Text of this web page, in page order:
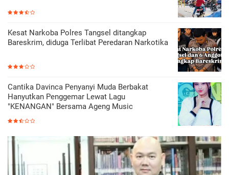
Kesat Narkoba Polres Tangsel ditangkap
Bareskrim, diduga Terlibat Peredaran Narkotika
Cantika Davinca Penyanyi Muda Berbakat
Hanyutkan Penggemar Lewat Lagu
"KENANGAN" Bersama Ageng Music